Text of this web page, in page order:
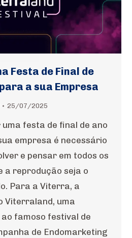
Festa de Final de
a sua Empresa
25/07/2025
festa de final de ano
empresa é necessário
e pensar em todos os
a reprodução seja o
Para a Viterra, a
Viterraland, uma
famoso festival de
de Endomarketing